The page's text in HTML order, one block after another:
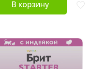
В корзину